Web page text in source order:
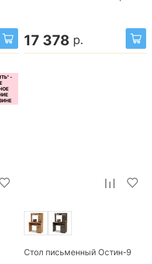
17 378 р.
Стол письменный Остин-9